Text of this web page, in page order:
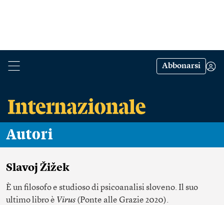
Abbonarsi
Autori
Slavoj Žižek
È un filosofo e studioso di psicoanalisi sloveno. Il suo
ultimo libro è Virus (Ponte alle Grazie 2020).